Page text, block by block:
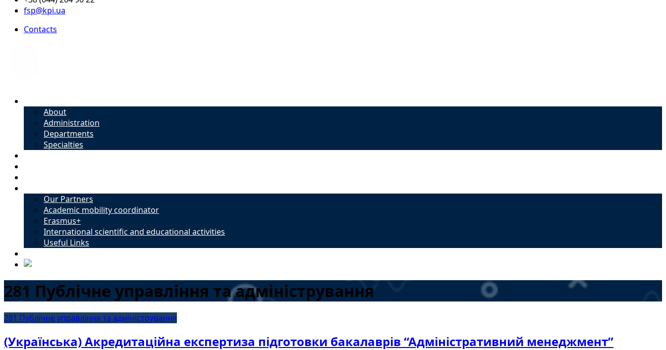
fsp@kpi.ua
Contacts
About
Administration
Departments
Specialties
Our Partners
Academic mobility coordinator
Erasmus+
International scientific and educational activities
Useful Links
281 Публічне управління та адміністрування
281 Публічне управління та адміністрування
(Українська) Акредитаційна експертиза підготовки бакалаврів “Адміністративний менеджмент”